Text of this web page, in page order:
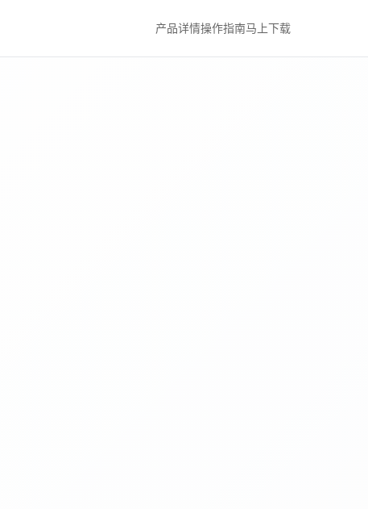
产品详情操作指南马上下载